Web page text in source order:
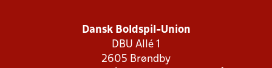
Dansk Boldspil-Union
DBU Allé 1
2605 Brøndby